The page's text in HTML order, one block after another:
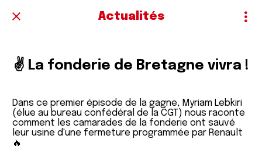
Actualités
✌️ La fonderie de Bretagne vivra !
Dans ce premier épisode de la gagne, Myriam Lebkiri
(élue au bureau confédéral de la CGT) nous raconte
comment les camarades de la fonderie ont sauvé
leur usine d'une fermeture programmée par Renault
🔥